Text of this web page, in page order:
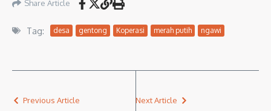
Share Article
Tag: desa gentong Koperasi merah putih ngawi
Previous Article Next Article